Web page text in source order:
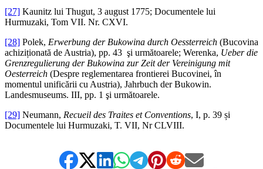
[27] Kaunitz lui Thugut, 3 august 1775; Documentele lui
Hurmuzaki, Tom VII. Nr. CXVI.
[28] Polek, Erwerbung der Bukowina durch Oessterreich (Bucovina
achiziționată de Austria), pp. 43 şi următoarele; Werenka, Ueber die
Grenzregulierung der Bukowina zur Zeit der Vereinigung mit
Oesterreich (Despre reglementarea frontierei Bucovinei, în
momentul unificării cu Austria), Jahrbuch der Bukowin.
Landesmuseums. III, pp. 1 şi următoarele.
[29] Neumann, Recueil des Traites et Conventions, I, p. 39 și
Documentele lui Hurmuzaki, T. VII, Nr CLVIII.